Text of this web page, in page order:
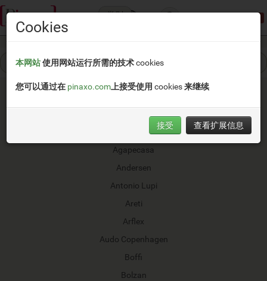
类别
&tradition
Agapecasa
Andersen
Antonio Lupi
Areti
Arflex
Audo Copenhagen
Boffi
Bolzan
Cookies
本网站使用网站运行所需的技术 cookies
您可以通过在 pinaxo.com上接受使用 cookies 来继续
接受 查看扩展信息